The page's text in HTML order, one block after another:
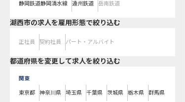
静岡鉄道静岡清水線 遠州鉄道 岳南鉄道
湖西市の求人を雇用形態で絞り込む
正社員 契約社員 パート・アルバイト
都道府県を変更して求人を絞り込む
関東
東京都 神奈川県 埼玉県 千葉県 茨城県 栃木県 群馬県